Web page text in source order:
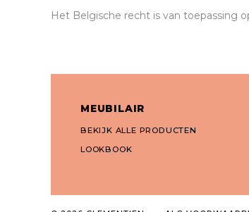
Het Belgische recht is van toepassing
MEUBILAIR
BEKIJK ALLE PRODUCTEN
LOOKBOOK